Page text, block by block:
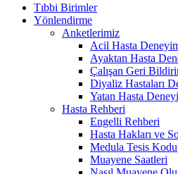
Tıbbi Birimler
Yönlendirme
Anketlerimiz
Acil Hasta
Ayaktan Hasta
Çalışan Geri
Diyaliz Hastaları
Yatan Hasta
Hasta Rehberi
Engelli Rehberi
Hasta Hakları ve
Medula Tesis Kodu
Muayene Saatleri